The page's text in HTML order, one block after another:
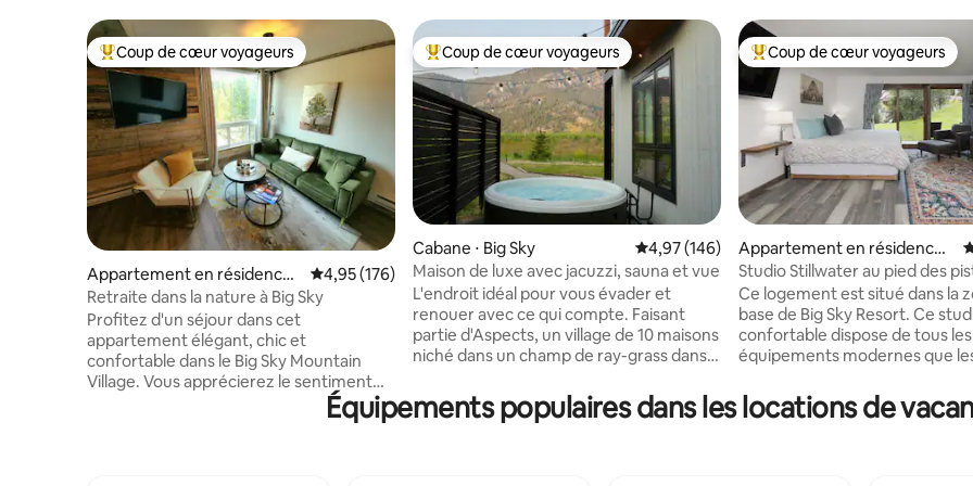
Coups de cœur voyageurs les plus appréciés
Coup de cœur voyageurs
Appartement en résidence ⋅
Big Sky
Évaluation moyenne sur la base de 176 commentaires : 4,95 sur 5
4,95 (176)
Retraite dans la nature à Big Sky
Profitez d'un séjour dans cet
appartement élégant, chic et
confortable dans le Big Sky Mountain
Village. Vous apprécierez le sentiment
d'intimité au milieu des arbres à feuilles
persistantes ! Restez à l'intérieur avec la
Coups de cœur voyageurs les plus appréciés
Coup de cœur voyageurs
Cabane ⋅ Big Sky Évaluation moyenne sur la base de 146
4,97 (146)
Maison de luxe avec jacuzzi, sauna et vue
L'endroit idéal pour vous évader et
renouer avec ce qui compte. Faisant
partie d'Aspects, un village de 10 maisons
niché dans un champ de ray-grass dans
un confort de niveau hôtelier avec
l'intimité et l'espace de votre propre
Coups de cœur voyageurs les
Coup de cœur voyageurs
Appartement en résidence ⋅
Big Sky
Studio Stillwater au pied des
la station de ski
Ce logement est situé dans la
base de Big Sky Resort. Ce
confortable dispose de tous les
équipements modernes que
une connexion Wi-Fi, une
connectée, une salle de bain
Équipements populaires dans les locations de